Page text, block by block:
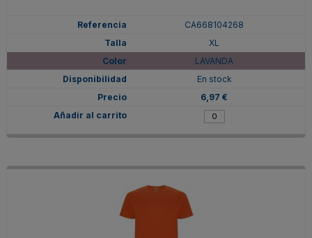
CA668104268
XL
LAVANDA
En stock
6,97 €